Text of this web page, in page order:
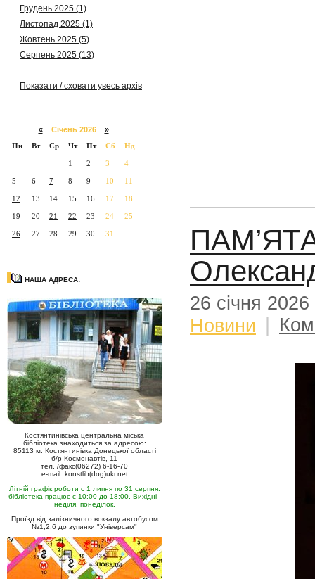
Грудень 2025 (1)
Листопад 2025 (1)
Жовтень 2025 (5)
Серпень 2025 (13)
Показати / сховати увесь архів
«Січень 2026 »
Пн
Вт Ср Чт Пт Сб Нд
1 2 3 4
5 6 7 8 9 10 11
12 13 14 15 16 17 18
19 20 21 22 23 24 25
26 27 28 29 30 31
НАША АДРЕСА:
Костянтинівська центральна міська
бібліотека знаходиться за адресою:
85113 м. Костянтинівка Донецької області
б/р Космонавтів, 11
тел. /факс(06272) 6-16-70
e-mail: konstlib(dog)ukr.net
Літній графік роботи с 1 липня по 31 серпня:
бібліотека працює с 10:00 до 18:00. Вихідні -
неділя, понеділок.
Проїзд від залізничного вокзалу автобусом
№1,2,6 до зупинки "Універсам"
26 січня 2026
Новини